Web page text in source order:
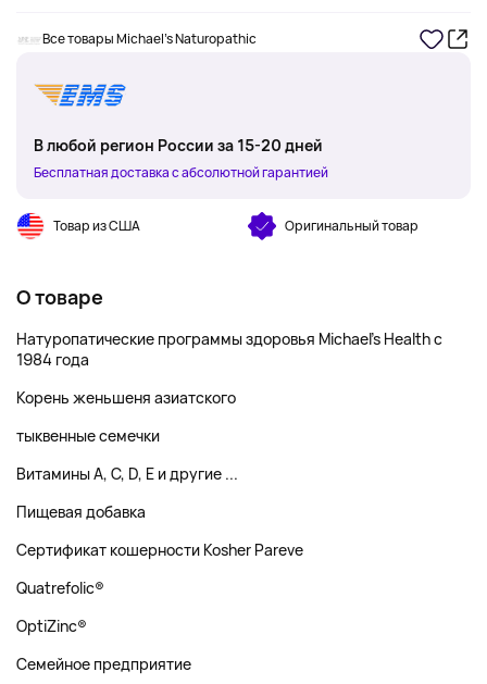
Все товары Michael's Naturopathic
В любой регион России за 15-20 дней
Бесплатная доставка с абсолютной гарантией
Товар из США Оригинальный товар
О товаре
Натуропатические программы здоровья Michael's Health с
1984 года
Корень женьшеня азиатского
тыквенные семечки
Витамины A, C, D, E и другие ...
Пищевая добавка
Сертификат кошерности Kosher Pareve
Quatrefolic®
OptiZinc®
Семейное предприятие